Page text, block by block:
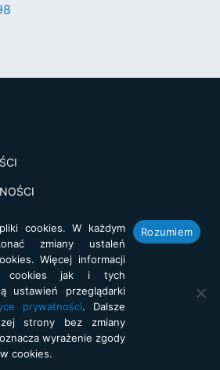
cookies. W każdym
zmiany ustaleń
Więcej informacji
cookies jak i tych
ustawień przeglądarki
prywatności. Dalsze
strony bez zmiany
wyrażenie zgody
cookies.
Rozumiem